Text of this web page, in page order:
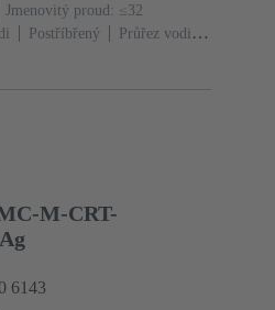
Jmenovitý proud: ≤32
Postříbřený
Průřez vodiče:
M-CRT-
6143